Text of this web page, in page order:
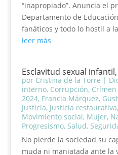
“inapropiado”. Anuncia el
Departamento de
fanáticos y todo lo hostil a
leer más
Esclavitud sexual
por Cristina de la Torre |
interno, Corrupción,
2024, Francia Márquez,
Justicia, Justicia restaurativa,
Movimiento social, Mujer,
Progresismo, Salud,
No pierde la sociedad su
muda ni maniatada ante la